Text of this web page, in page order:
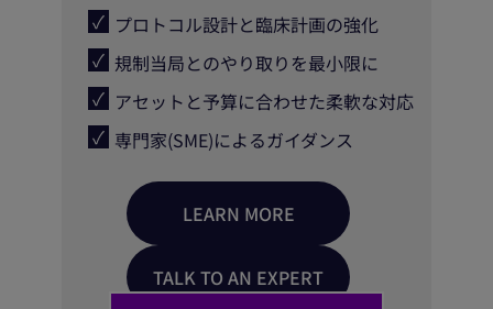
プロトコル設計と臨床計画の強化
規制当局とのやり取りを最小限に
アセットと予算に合わせた柔軟な対応
専門家(SME)によるガイダンス
LEARN MORE
TALK TO AN EXPERT